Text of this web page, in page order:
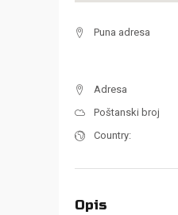
Puna adresa
Adresa
Poštanski broj
Country:
Opis